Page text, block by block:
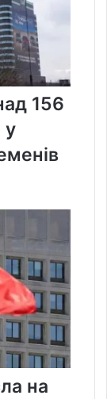
156
у
на